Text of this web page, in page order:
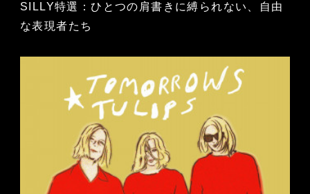
SILLY特選：ひとつの肩書きに縛られない、自由
な表現者たち